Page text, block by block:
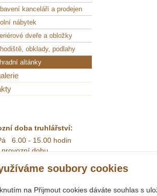
kanceláří a prodejen
nábytek
dveře a obložky
obklady, podlahy
altánky
doba truhlářství:
6.00 - 15.00 hodin
provozní dobu
soubory cookies
na Přijmout cookies dáváte souhlas s